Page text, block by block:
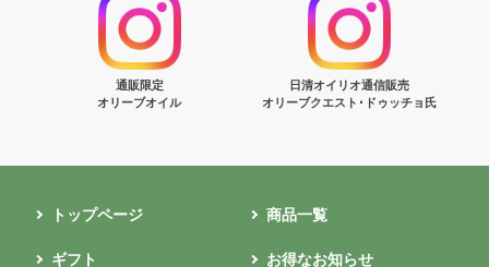
通販限定
オリーブオイル
日清オイリオ通信販売
オリーブクエスト･ドゥッチョ氏
トップページ 商品一覧
ギフト お得なお知らせ